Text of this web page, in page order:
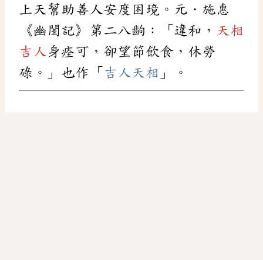
上天幫助善人安度困境。元．施惠
《幽閨記》第二八齣：「違和， 天相
吉人 身痊可，卻望節飲食，休勞
碌。」也作「 吉人天相 」。